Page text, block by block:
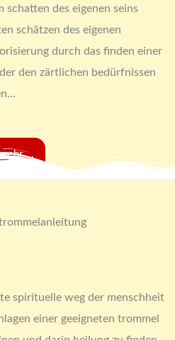
schatten des eigenen seins
schätzen des eigenen
durch das finden einer
den zärtlichen bedürfnissen
...
spirituelle weg der menschheit
einer geeigneten trommel